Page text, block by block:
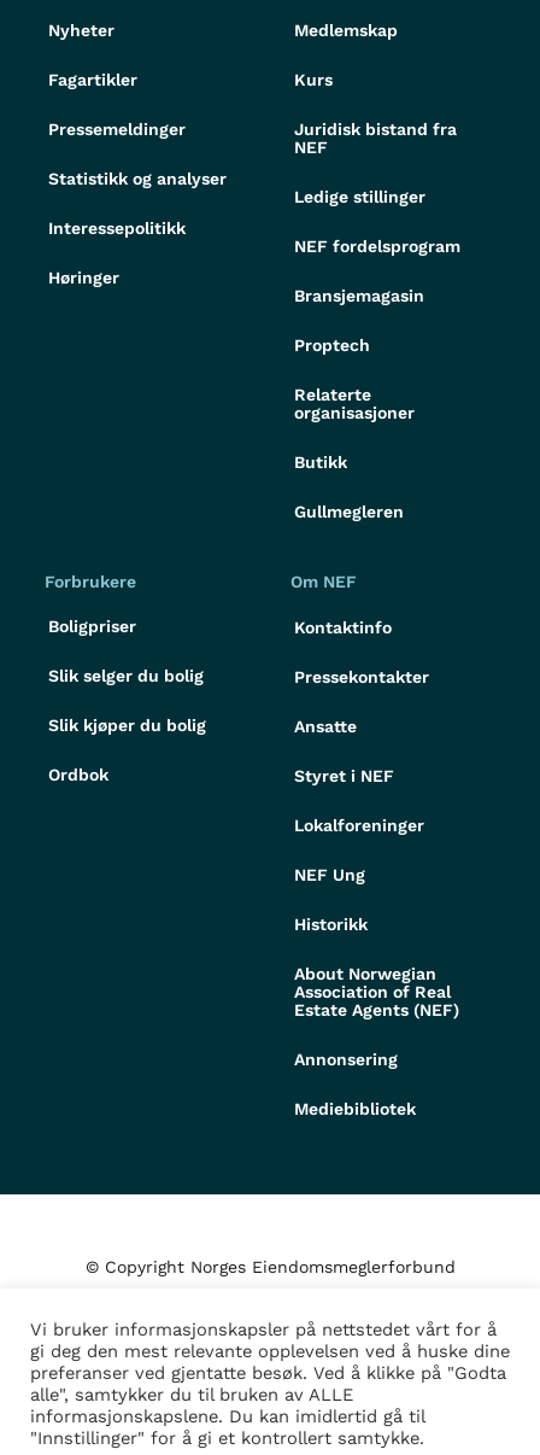
Nyheter
Fagartikler
Pressemeldinger
Statistikk og analyser
Interessepolitikk
Høringer
Medlemskap
Kurs
Juridisk bistand fra
NEF
Ledige stillinger
NEF fordelsprogram
Bransjemagasin
Proptech
Relaterte
organisasjoner
Butikk
Gullmegleren
Forbrukere
Boligpriser
Slik selger du bolig
Slik kjøper du bolig
Ordbok
Om NEF
Kontaktinfo
Pressekontakter
Ansatte
Styret i NEF
Lokalforeninger
NEF Ung
Historikk
About Norwegian
Association of Real
Estate Agents (NEF)
Annonsering
Mediebibliotek
© Copyright Norges Eiendomsmeglerforbund
Personvern og cookies
Administrer samtykke
Design/Utvikling avFortress
Vi bruker informasjonskapsler på nettstedet vårt for å
gi deg den mest relevante opplevelsen ved å huske dine
preferanser ved gjentatte besøk. Ved å klikke på "Godta
alle", samtykker du til bruken av ALLE
informasjonskapslene. Du kan imidlertid gå til
"Innstillinger" for å gi et kontrollert samtykke.